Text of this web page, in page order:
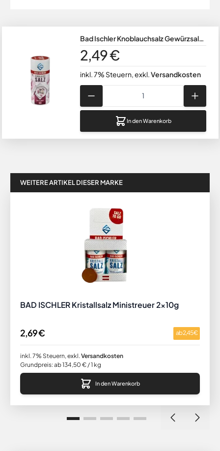
Bad Ischler Knoblauchsalz Gewürzsalz
fein & jodiert 90g
2,49 €
inkl. 7% Steuern,exkl.Versandkosten
Menge
In den Warenkorb
WEITERE ARTIKEL DIESER MARKE
BAD ISCHLER Kristallsalz Ministreuer 2x10g
2,69 € ab2,45 €
inkl. 7% Steuern, exkl. Versandkosten
Grundpreis: ab 134,50 € / 1 kg
In den Warenkorb